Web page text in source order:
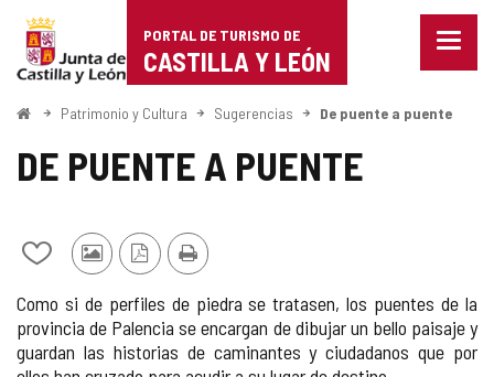
Portal
de
Turismo
de
Castilla
León
PORTAL DE TURISMO DE
CASTILLA Y LEÓN
Menu
InicioPatrimonio y Cultura Sugerencias De puente a puente
DE PUENTE A PUENTE
Añadir/quitar
mis
cuadernos
Fotos
otros
turistas
VersiónImprimir
Como si de perfiles de piedra se tratasen, los puentes de la
provincia de Palencia se encargan de dibujar un bello paisaje y
guardan las historias de caminantes y ciudadanos que por